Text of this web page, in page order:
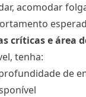
acomodar
críticas e área
tenha:
de